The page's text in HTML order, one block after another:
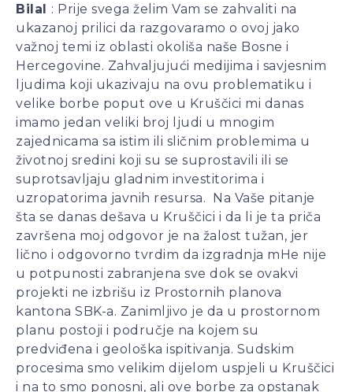
Bilal : Prije svega želim Vam se zahvaliti na
ukazanoj prilici da razgovaramo o ovoj jako
važnoj temi iz oblasti okoliša naše Bosne i
Hercegovine. Zahvaljujući medijima i savjesnim
ljudima koji ukazivaju na ovu problematiku i
velike borbe poput ove u Kruščici mi danas
imamo jedan veliki broj ljudi u mnogim
zajednicama sa istim ili sličnim problemima u
životnoj sredini koji su se suprostavili ili se
suprotsavljaju gladnim investitorima i
uzropatorima javnih resursa. Na Vaše pitanje
šta se danas dešava u Kruščici i da li je ta priča
završena moj odgovor je na žalost tužan, jer
lično i odgovorno tvrdim da izgradnja mHe nije
u potpunosti zabranjena sve dok se ovakvi
projekti ne izbrišu iz Prostornih planova
kantona SBK-a. Zanimljivo je da u prostornom
planu postoji i područje na kojem su
predviđena i geološka ispitivanja. Sudskim
procesima smo velikim dijelom uspjeli u Kruščici
i na to smo ponosni, ali ove borbe za opstanak